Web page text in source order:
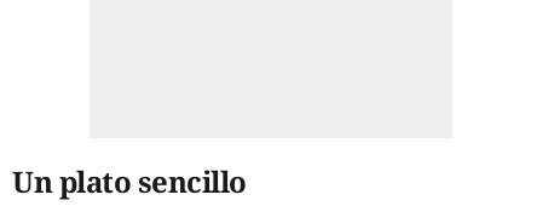
Un plato sencillo